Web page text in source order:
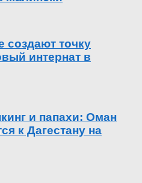
создают точку
интернат в
и папахи: Оман
к Дагестану на